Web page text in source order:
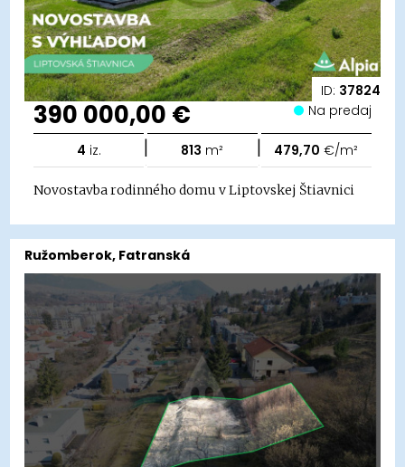
ID: 37824
390 000,00 € Na predaj
4 iz. | 813 m² | 479,70 €/m²
Novostavba rodinného domu v Liptovskej Štiavnici
Ružomberok, Fatranská